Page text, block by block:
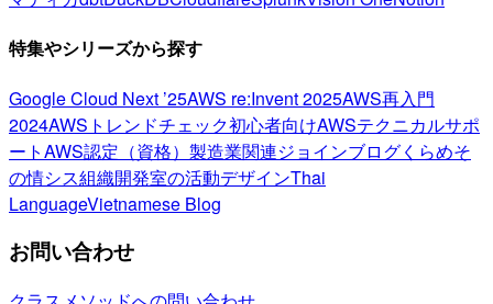
特集やシリーズから探す
Google Cloud Next ’25AWS re:Invent 2025AWS再入門
2024AWSトレンドチェック初心者向けAWSテクニカルサポ
ートAWS認定（資格） 製造業関連ジョインブログくらめそ
の情シス組織開発室の活動デザインThai
LanguageVietnamese Blog
お問い合わせ